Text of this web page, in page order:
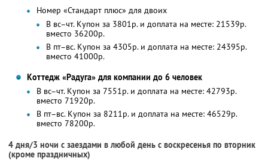
Номер «Стандарт плюс» для двоих
В вс–чт. Купон за 3801р. и доплата на месте: 21539р.
вместо 36200р.
В пт–вс. Купон за 4305р. и доплата на месте: 24395р.
вместо 41000р.
Коттедж «Радуга» для компании до 6 человек
В вс–чт. Купон за 7551р. и доплата на месте: 42793р.
вместо 71920р.
В пт–вс. Купон за 8211р. и доплата на месте: 46529р.
вместо 78200р.
4 дня/3 ночи с заездами в любой день с воскресенья по вторник
(кроме праздничных)